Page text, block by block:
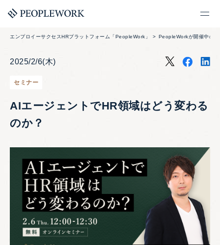
エンプロイーサクセスHRプラットフォーム「PeopleWork」 PeopleWorkが開催中のセ
2025/2/6(木)
セミナー
AIエージェントでHR領域はどう変わる
のか？